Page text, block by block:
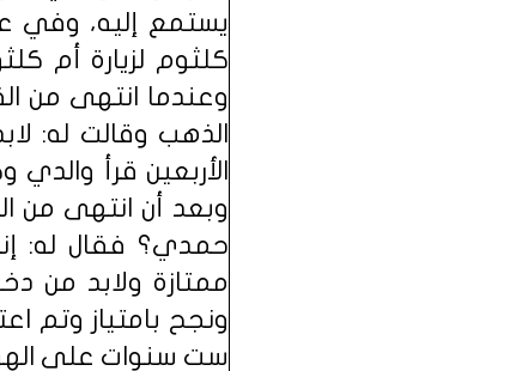
كلثوم لزيارة أم
وعندما انتهى من
الذهب وقالت له:
الأربعين قرأ
وبعد أن انتهى من
حمدي؟ فقال له:
ونجح بامتياز وتم
ست سنوات على